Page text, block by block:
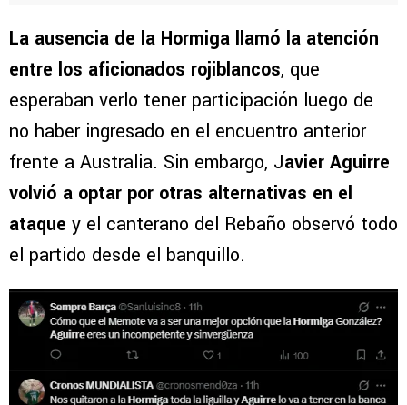
La ausencia de la Hormiga llamó la atención
entre los aficionados rojiblancos, que
esperaban verlo tener participación luego de
no haber ingresado en el encuentro anterior
frente a Australia. Sin embargo, Javier Aguirre
volvió a optar por otras alternativas en el
ataque y el canterano del Rebaño observó todo
el partido desde el banquillo.